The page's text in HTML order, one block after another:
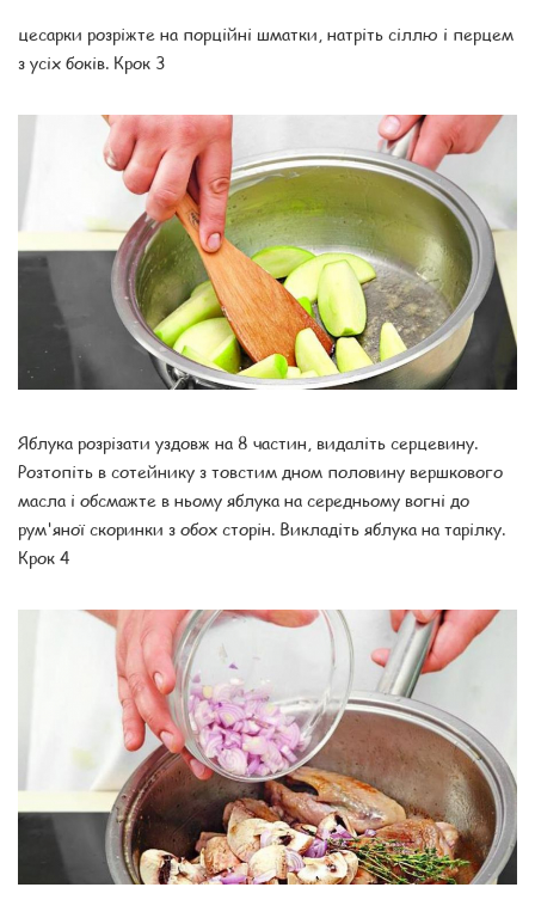
цесарки розріжте на порційні шматки, натріть сіллю і перцем
з усіх боків. Крок 3
Яблука розрізати уздовж на 8 частин, видаліть серцевину.
Розтопіть в сотейнику з товстим дном половину вершкового
масла і обсмажте в ньому яблука на середньому вогні до
рум'яної скоринки з обох сторін. Викладіть яблука на тарілку.
Крок 4